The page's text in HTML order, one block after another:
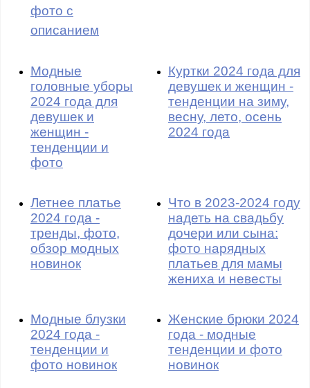
фото с
описанием
Модные
головные уборы
2024 года для
девушек и
женщин -
тенденции и
фото
Куртки 2024 года для
девушек и женщин -
тенденции на зиму,
весну, лето, осень
2024 года
Летнее платье
2024 года -
тренды, фото,
обзор модных
новинок
Что в 2023-2024 году
надеть на свадьбу
дочери или сына:
фото нарядных
платьев для мамы
жениха и невесты
Модные блузки
2024 года -
тенденции и
фото новинок
Женские брюки 2024
года - модные
тенденции и фото
новинок